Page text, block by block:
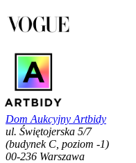
Dom Aukcyjny Artbidy
ul. Świętojerska 5/7
(budynek C, poziom -1)
00-236 Warszawa